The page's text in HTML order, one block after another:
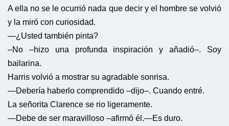
A ella no se le ocurrió nada que decir y el hombre se volvió
y la miró con curiosidad.
—¿Usted también pinta?
–No –hizo una profunda inspiración y añadió–. Soy
bailarina.
Harris volvió a mostrar su agradable sonrisa.
—Debería haberlo comprendido –dijo–. Cuando entré.
La señorita Clarence se rio ligeramente.
—Debe de ser maravilloso –afirmó él.—Es duro.